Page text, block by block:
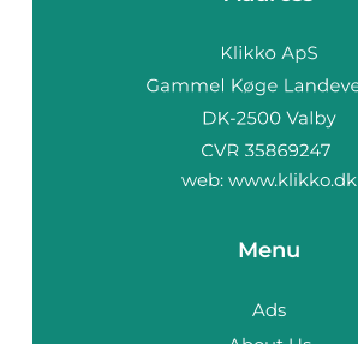
web: www.klikko.dk
Menu
Ads